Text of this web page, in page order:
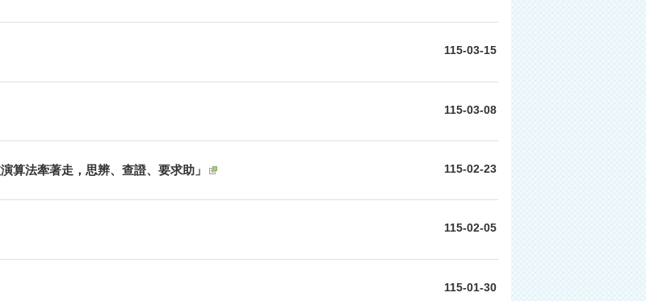
115-03-15
115-03-08
算法牽著走，思辨、查證、要求助」 115-02-23
115-02-05
115-01-30